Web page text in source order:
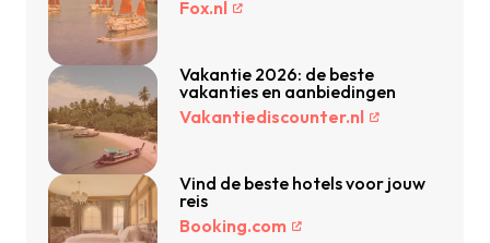
Fox.nl
Vakantie 2026: de beste
vakanties en aanbiedingen
Vakantiediscounter.nl
Vind de beste hotels voor jouw
reis
Booking.com